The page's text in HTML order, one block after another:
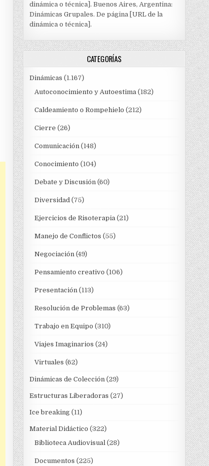
dinámica o técnica]. Buenos Aires, Argentina:
Dinámicas Grupales. De página [URL de la
dinámica o técnica].
CATEGORÍAS
Dinámicas (1.167)
Autoconocimiento y Autoestima(182)
Caldeamiento o Rompehielo (212)
Cierre (26)
Comunicación(148)
Conocimiento (104)
Debate y Discusión(60)
Diversidad(75)
Ejercicios de Risoterapia(21)
Manejo de Conflictos (55)
Negociación(49)
Pensamiento creativo (106)
Presentación(113)
Resolución de Problemas (63)
Trabajo en Equipo (310)
Viajes Imaginarios (24)
Virtuales (62)
Dinámicas de Colección(29)
Estructuras Liberadoras (27)
Ice breaking(11)
Material Didáctico (322)
Biblioteca Audiovisual(28)
Documentos (225)